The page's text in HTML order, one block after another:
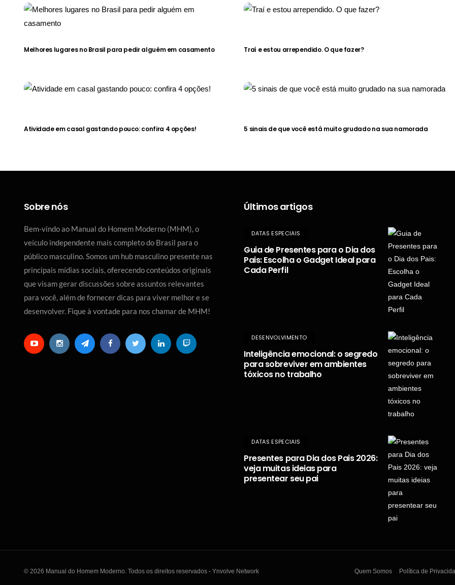
Melhores lugares no Brasil para pedir alguém em casamento Traí e estou arrependido. O que fazer?
Atividade em casal gastando pouco: confira 4 opções! 5 sinais de que você está muito grudado na sua namorada
Sobre nós
Bem-vindo ao Manual do Homem Moderno (MHM), o
veículo independente mais completo do Brasil para o
público masculino. Somos um hub masculino presente nas
principais mídias sociais, oferecendo conteúdos originais
que visam gerar discussões sobre assuntos relevantes
para você, além de fornecer dicas para viver melhor e se
desenvolver. Fique à vontade para nos chamar de MHM!
Últimos artigos
DATAS ESPECIAIS
Guia de Presentes para o Dia dos
Pais: Escolha o Gadget Ideal para
Cada Perfil
DESENVOLVIMENTO
Inteligência emocional: o segredo
para sobreviver em ambientes
tóxicos no trabalho
DATAS ESPECIAIS
Presentes para Dia dos Pais 2026:
veja muitas ideias para
presentear seu pai
© 2026 Manual do Homem Moderno. Todos os direitos reservados - Ynvolve Network Quem Somos Política de